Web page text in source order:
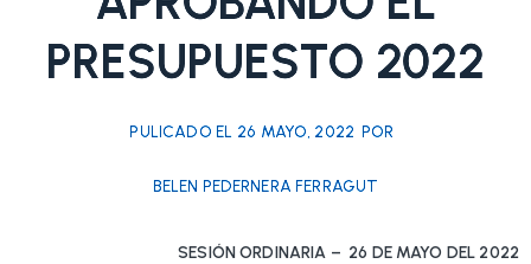
PRESUPUESTO 2022
PULICADO EL 26 MAYO, 2022 POR
BELEN PEDERNERA FERRAGUT
SESIÓN ORDINARIA – 26 DE MAYO DEL 2022